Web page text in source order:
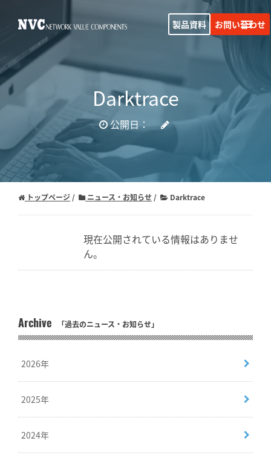
製品資料 お問い合わせ
Darktrace
公開日：
トップページ ニュース・お知らせ Darktrace
現在公開されている情報はありませ
ん。
Archive 「過去のニュース・お知らせ」
2026年
2025年
2024年